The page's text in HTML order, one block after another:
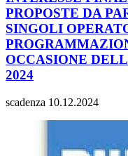
PROPOSTE DA
SINGOLI
OCCASIONE
2024
scadenza 10.12.2024